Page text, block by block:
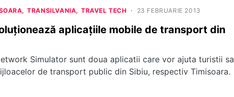
TRANSILVANIA TRAVEL TECH 23 FEBRUARIE 2013
aplicațiile mobile de transport din
Simulator sunt doua aplicatii care vor ajuta turistii sa
de transport public din Sibiu, respectiv Timisoara.